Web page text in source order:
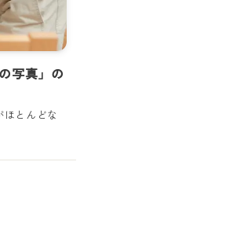
写真」の
ほとんどな